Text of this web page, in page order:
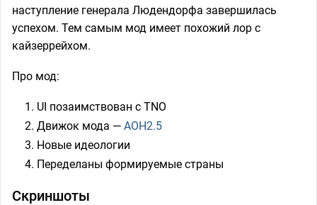
наступление генерала Людендорфа завершилась
успехом. Тем самым мод имеет похожий лор с
кайзеррейхом.
Про мод:
UI позаимствован с TNO
Движок мода — AOH2.5
Новые идеологии
Переделаны формируемые страны
Скриншоты